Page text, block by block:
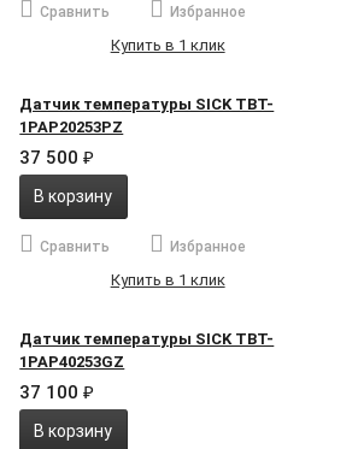
Сравнить Избранное
Купить в 1 клик
Датчик температуры SICK TBT-
1PAP20253PZ
37 500₽
В корзину
Сравнить Избранное
Купить в 1 клик
Датчик температуры SICK TBT-
1PAP40253GZ
37 100₽
В корзину